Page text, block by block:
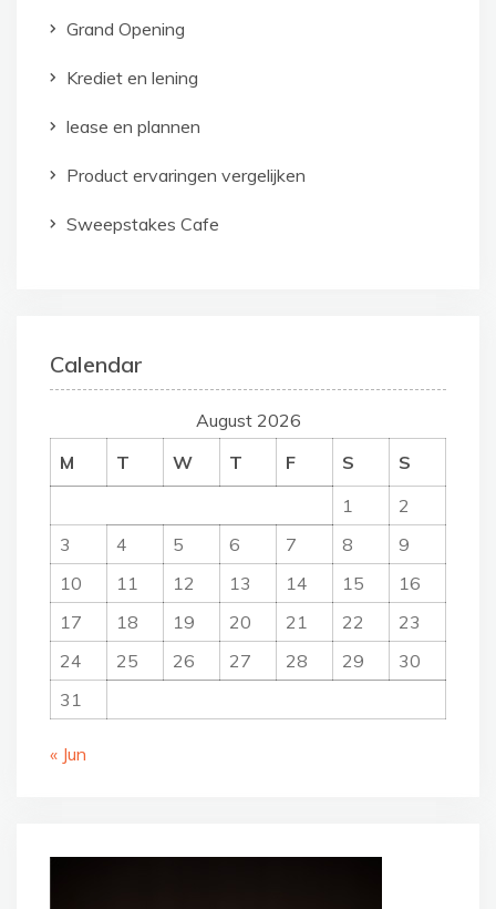
Grand Opening
Krediet en lening
lease en plannen
Product ervaringen vergelijken
Sweepstakes Cafe
Calendar
August 2026
M
T W T F S
S
1
2
3
4 5 6 7 8
9
10
11 12 13 14 15
16
17
18 19 20 21 22
23
24
25 26 27 28 29
30
31
« Jun